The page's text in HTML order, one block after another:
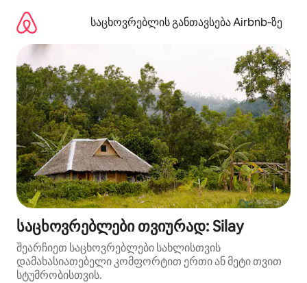
გადასვლა
საცხოვრებლის განთავსება Airbnb‑ზე
საცხოვრებლები თვიურად: Silay
შეარჩიეთ საცხოვრებლები სახლისთვის
დამახასიათებელი კომფორტით ერთი ან მეტი თვით
სტუმრობისთვის.